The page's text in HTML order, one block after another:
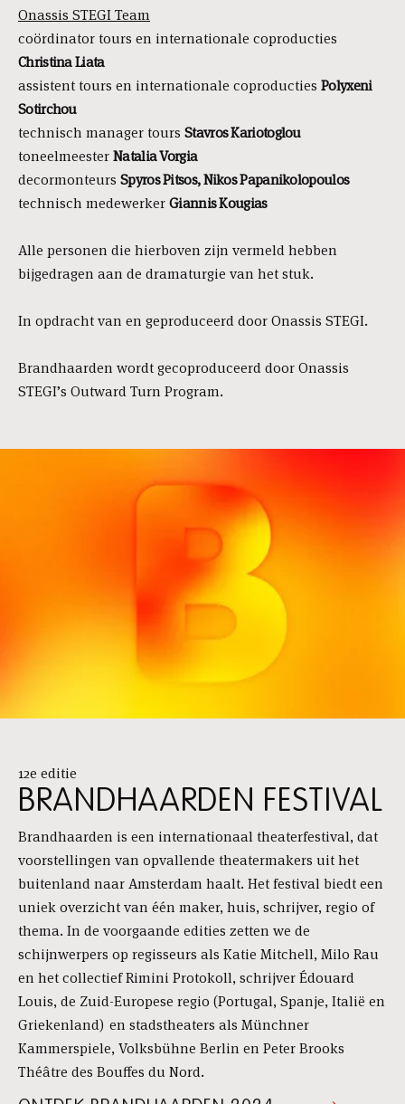
Onassis STEGI Team
coördinator tours en internationale coproducties
Christina Liata
assistent tours en internationale coproducties Polyxeni
Sotirchou
technisch manager tours Stavros Kariotoglou
toneelmeesterNatalia Vorgia
decormonteurs Spyros Pitsos, Nikos Papanikolopoulos
technisch medewerkerGiannis Kougias
Alle personen die hierboven zijn vermeld hebben
bijgedragen aan de dramaturgie van het stuk.
In opdracht van en geproduceerd door Onassis STEGI.
Brandhaarden wordt gecoproduceerd door Onassis
STEGI’s Outward Turn Program.
12e editie
BRANDHAARDEN FESTIVAL
Brandhaarden is een internationaal theaterfestival, dat
voorstellingen van opvallende theatermakers uit het
buitenland naar Amsterdam haalt. Het festival biedt een
uniek overzicht van één maker, huis, schrijver, regio of
thema. In de voorgaande edities zetten we de
schijnwerpers op regisseurs als Katie Mitchell, Milo Rau
en het collectief Rimini Protokoll, schrijver Édouard
Louis, de Zuid-Europese regio (Portugal, Spanje, Italië en
Griekenland) en stadstheaters als Münchner
Kammerspiele, Volksbühne Berlin en Peter Brooks
Théâtre des Bouffes du Nord.